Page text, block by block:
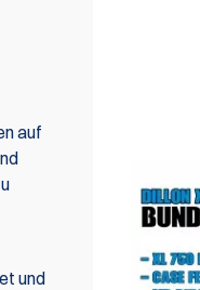
auf
und